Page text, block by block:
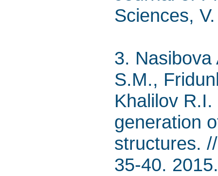
Sciences,
3. Nasibova
S.M.,
Khalilov
generation
structures.
35-40. 2015.